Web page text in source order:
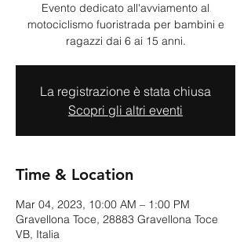
Evento dedicato all'avviamento al
motociclismo fuoristrada per bambini e
ragazzi dai 6 ai 15 anni.
La registrazione è stata chiusa
Scopri gli altri eventi
Time & Location
Mar 04, 2023, 10:00 AM – 1:00 PM
Gravellona Toce, 28883 Gravellona Toce
VB, Italia